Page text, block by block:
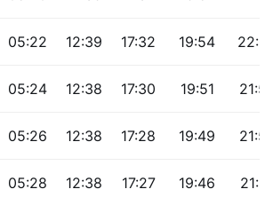
05:22 12:39 17:32 19:54
05:24 12:38 17:30 19:51
05:26 12:38 17:28 19:49
05:28 12:38 17:27 19:46 21:51